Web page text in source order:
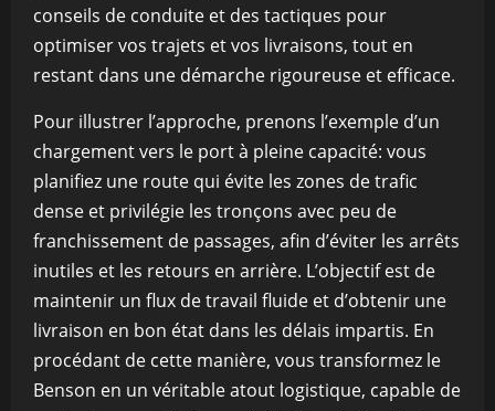
conseils de conduite et des tactiques pour
optimiser vos trajets et vos livraisons, tout en
restant dans une démarche rigoureuse et efficace.
Pour illustrer l’approche, prenons l’exemple d’un
chargement vers le port à pleine capacité: vous
planifiez une route qui évite les zones de trafic
dense et privilégie les tronçons avec peu de
franchissement de passages, afin d’éviter les arrêts
inutiles et les retours en arrière. L’objectif est de
maintenir un flux de travail fluide et d’obtenir une
livraison en bon état dans les délais impartis. En
procédant de cette manière, vous transformez le
Benson en un véritable atout logistique, capable de